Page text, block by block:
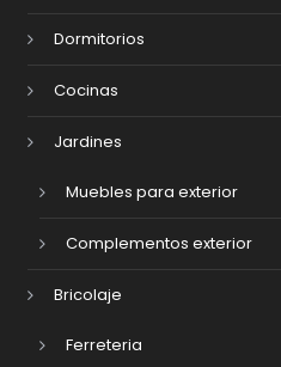
Dormitorios
Cocinas
Jardines
Muebles para exterior
Complementos exterior
Bricolaje
Ferreteria